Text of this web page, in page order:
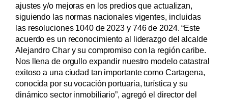
ajustes y/o mejoras en los predios que actualizan,
siguiendo las normas nacionales vigentes, incluidas
las resoluciones 1040 de 2023 y 746 de 2024. “Este
acuerdo es un reconocimiento al liderazgo del alcalde
Alejandro Char y su compromiso con la región caribe.
Nos llena de orgullo expandir nuestro modelo catastral
exitoso a una ciudad tan importante como Cartagena,
conocida por su vocación portuaria, turística y su
dinámico sector inmobiliario”, agregó el director del